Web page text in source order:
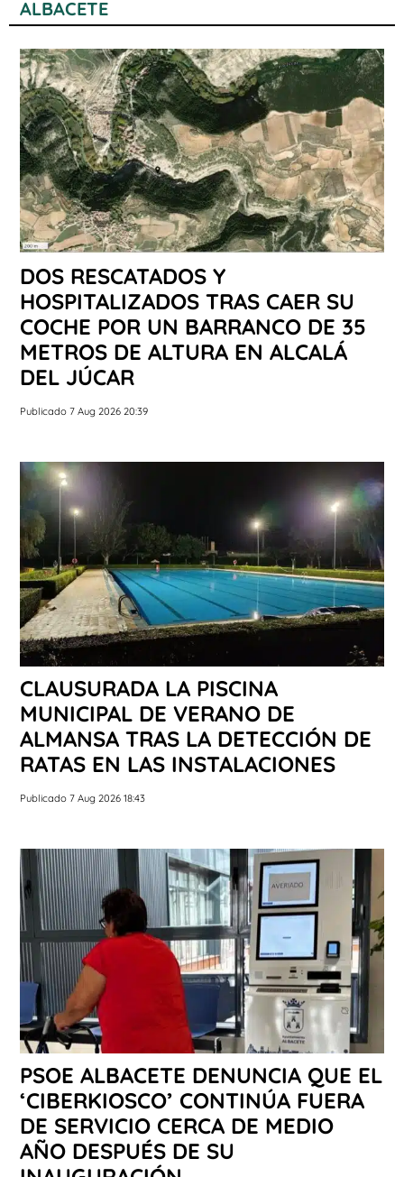
ALBACETE
DOS RESCATADOS Y
HOSPITALIZADOS TRAS CAER SU
COCHE POR UN BARRANCO DE 35
METROS DE ALTURA EN ALCALÁ
DEL JÚCAR
Publicado 7 Aug 2026 20:39
CLAUSURADA LA PISCINA
MUNICIPAL DE VERANO DE
ALMANSA TRAS LA DETECCIÓN DE
RATAS EN LAS INSTALACIONES
Publicado 7 Aug 2026 18:43
PSOE ALBACETE DENUNCIA QUE EL
‘CIBERKIOSCO’ CONTINÚA FUERA
DE SERVICIO CERCA DE MEDIO
AÑO DESPUÉS DE SU